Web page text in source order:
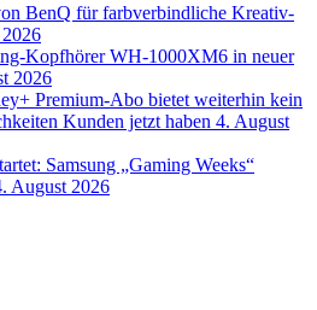
BenQ für farbverbindliche Kreativ-
Kopfhörer WH-1000XM6 in neuer
2026
Premium-Abo bietet weiterhin kein
Kunden jetzt haben 4. August
Samsung „Gaming Weeks“
August 2026